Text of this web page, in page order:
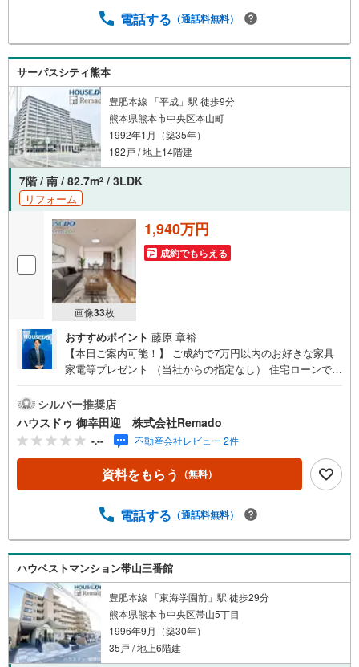
と安く買えるのでは？そんな悩みは当社が解決します他社
【効率的に一気見！内覧ツアー】熊本県全域の気になる物
件を全て当社でご内覧いただけます 見学されたい物件を1
日で内覧可能 窓口を一つに絞れるから、手間も時間もかか
りません。全国700店舗以上展開！ハウスドゥだからこその
豊富な物件数・情報量で理想の暮らしを叶えます！
電話する （通話料無料）
サーパスシティ熊本
豊肥本線 「平成」駅 徒歩9分
熊本県熊本市中央区本山町
1992年1月（築35年）
182戸 / 地上14階建
7階 / 南 / 82.7m2 / 3LDK
リフォーム
画像33枚
1,940万円
成約でもらえる
おすすめポイント 藤原 章裕
【本日ご案内可能！】 ご成約で7万円以内のお好きな家具
家電等プレゼント （当社からの指定なし） 住宅ローンで
【九州No.1の実績】「どこで買うか」で、不動産購入の満
足度は変わります家探しは、物件探し以上に「パートナー
選び」が重要！熊本エリアを知り尽くした私たちが、物件
探しから資金計画、引き渡しまでトータルサポートします
【購入総額の限界へ挑戦】売主様への価格交渉も弊社の得
意分野です！さらにオプション費用（エアコン、網戸、太
円以上差が出ることも もっと安く買えるのでは？そんな悩
OK！一度ご相談ください！【効率的に一気見！内覧ツア
ー】熊本県全域の気になる物件を全て当社でご内覧いただ
けます 見学されたい物件を1日で内覧可能 窓口を一つに絞
れるから、手間も時間もかかりません。全国700店舗以上展
開！ハウスドゥだからこその豊富な物件数・情報量で理想
の暮らしを叶えます！
シルバー推奨店
ハウスドゥ 御幸田迎 株式会社Remado
-.-- 不動産会社レビュー 2件
資料をもらう （無料）
電話する （通話料無料）
ハウベストマンション帯山三番館
豊肥本線 「東海学園前」駅 徒歩29分
熊本県熊本市中央区帯山5丁目
1996年9月（築30年）
35戸 / 地上6階建